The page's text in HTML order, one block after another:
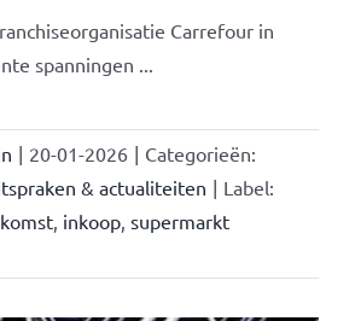
Carrefour in
spanningen ...
| 20-01-2026 | Categorieën:
& actualiteiten | Label:
, inkoop, supermarkt